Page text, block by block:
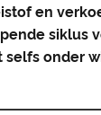
en
siklus
onder